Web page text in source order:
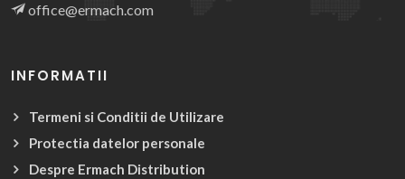
office@ermach.com
INFORMATII
Termeni si Conditii de Utilizare
Protectia datelor personale
Despre Ermach Distribution